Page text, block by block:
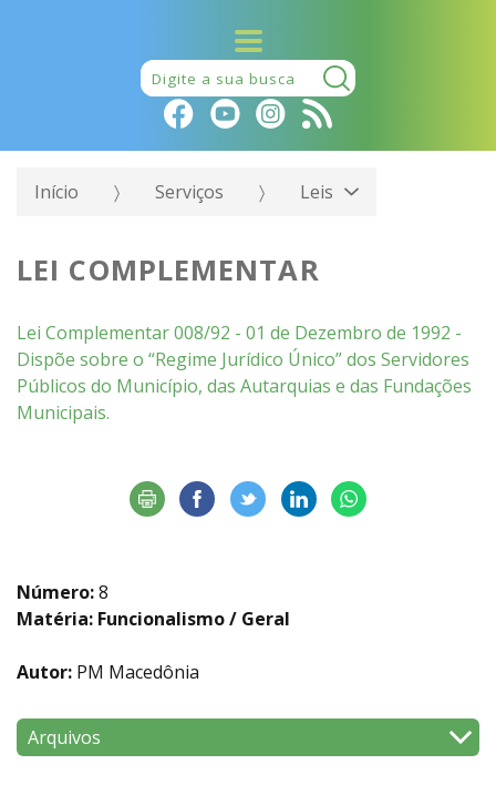
Pesquisar:
Início Serviços Leis
LEI COMPLEMENTAR
Lei Complementar 008/92 - 01 de Dezembro de 1992 -
Dispõe sobre o “Regime Jurídico Único” dos Servidores
Públicos do Município, das Autarquias e das Fundações
Municipais.
Número:8
Matéria: Funcionalismo / Geral
Autor: PM Macedônia
Arquivos